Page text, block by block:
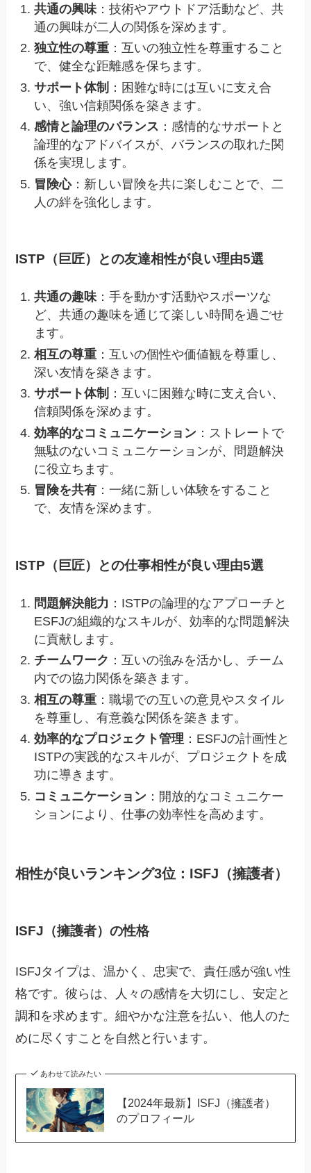
共通の興味 ：技術やアウトドア活動など、共
通の興味が二人の関係を深めます。
独立性の尊重 ：互いの独立性を尊重すること
で、健全な距離感を保ちます。
サポート体制 ：困難な時には互いに支え合
い、強い信頼関係を築きます。
感情と論理のバランス ：感情的なサポートと
論理的なアドバイスが、バランスの取れた関
係を実現します。
冒険心：新しい冒険を共に楽しむことで、二
人の絆を強化します。
ISTP（巨匠）との友達相性が良い理由5選
共通の趣味：手を動かす活動やスポーツな
ど、共通の趣味を通じて楽しい時間を過ごせ
ます。
相互の尊重 ：互いの個性や価値観を尊重し、
深い友情を築きます。
サポート体制 ：互いに困難な時に支え合い、
信頼関係を深めます。
効率的なコミュニケーション ：ストレートで
無駄のないコミュニケーションが、問題解決
に役立ちます。
冒険を共有 ：一緒に新しい体験をすること
で、友情を深めます。
ISTP（巨匠）との仕事相性が良い理由5選
問題解決能力 ：ISTPの論理的なアプローチと
ESFJの組織的なスキルが、効率的な問題解決
に貢献します。
チームワーク ：互いの強みを活かし、チーム
内での協力関係を築きます。
相互の尊重 ：職場での互いの意見やスタイル
を尊重し、有意義な関係を築きます。
効率的なプロジェクト管理 ：ESFJの計画性と
ISTPの実践的なスキルが、プロジェクトを成
功に導きます。
コミュニケーション ：開放的なコミュニケー
ションにより、仕事の効率性を高めます。
相性が良いランキング3位：ISFJ（擁護者）
ISFJ（擁護者）の性格
ISFJタイプは、温かく、忠実で、責任感が強い性
格です。彼らは、人々の感情を大切にし、安定と
調和を求めます。細やかな注意を払い、他人のた
めに尽くすことを自然と行います。
あわせて読みたい
【2024年最新】ISFJ（擁護者）
のプロフィール